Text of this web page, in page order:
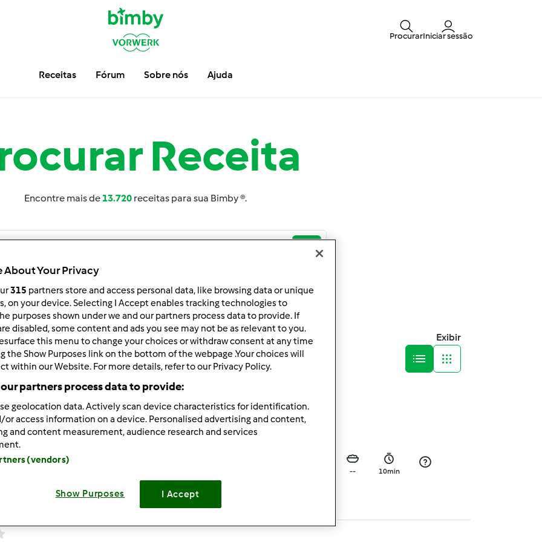
ProcurarIniciar sessão
Receitas Fórum Sobre nós Ajuda
Receita
Encontre mais de13.720 receitas para sua Bimby ®.
13.720Resultados
por página:
Ordenar por:
Predefinido
Exibir
com Frutos Secos
-- 10min
About Your Privacy
315 partners store and access personal data, like browsing data or unique
on your device. Selecting I Accept enables tracking technologies to
purposes shown under we and our partners process data to provide. If
disabled, some content and ads you see may not be as relevant to you.
this menu to change your choices or withdraw consent at any time
the Show Purposes link on the bottom of the webpage .Your choices will
within our Website. For more details, refer to our Privacy Policy.
partners process data to provide:
geolocation data. Actively scan device characteristics for identification.
or access information on a device. Personalised advertising and content,
and content measurement, audience research and services
(vendors)
Show Purposes I Accept